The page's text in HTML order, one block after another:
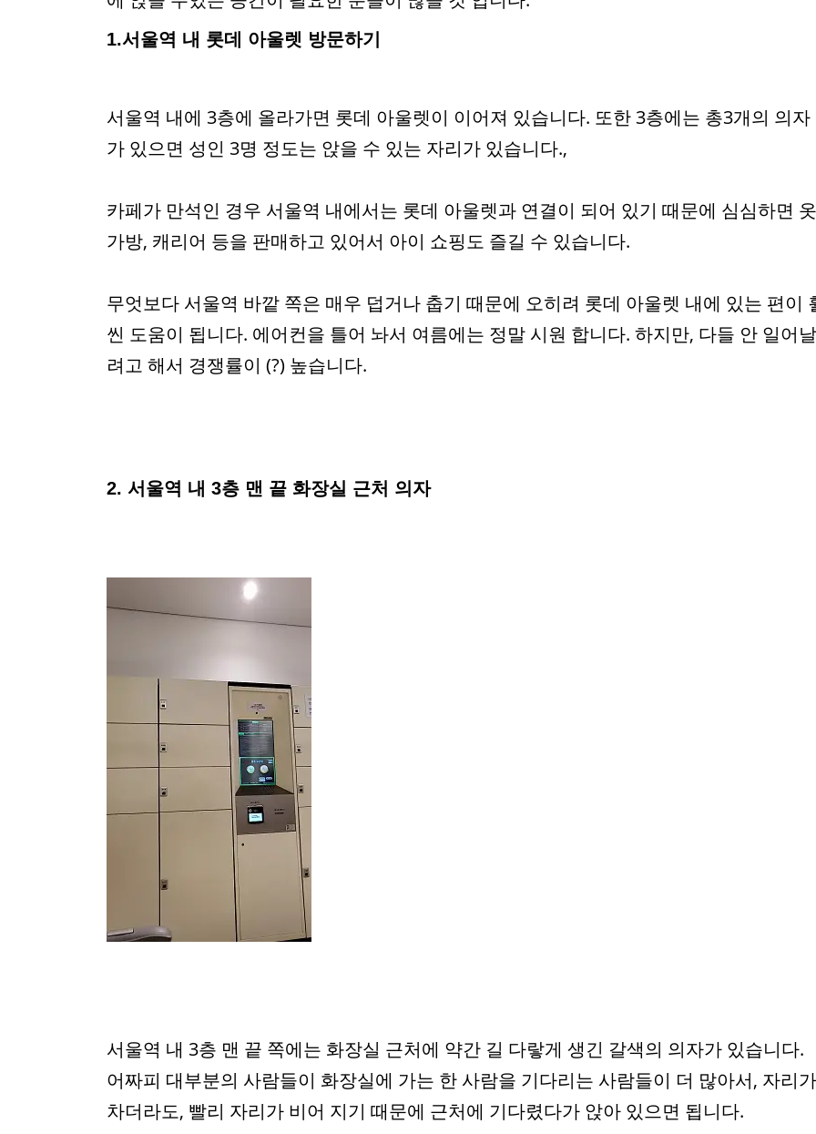
1.서울역 내 롯데 아울렛 방문하기
서울역 내에 3층에 올라가면 롯데 아울렛이 이어져 있습니다. 또한 3층에는 총3개의 의자
가 있으면 성인 3명 정도는 앉을 수 있는 자리가 있습니다.,
카페가 만석인 경우 서울역 내에서는 롯데 아울렛과 연결이 되어 있기 때문에 심심하면
가방, 캐리어 등을 판매하고 있어서 아이 쇼핑도 즐길 수 있습니다.
무엇보다 서울역 바깥 쪽은 매우 덥거나 춥기 때문에 오히려 롯데 아울렛 내에 있는 편이
씬 도움이 됩니다. 에어컨을 틀어 놔서 여름에는 정말 시원 합니다. 하지만, 다들 안 일어날
려고 해서 경쟁률이 (?) 높습니다.
2. 서울역 내 3층 맨 끝 화장실 근처 의자
서울역 내 3층 맨 끝 쪽에는 화장실 근처에 약간 길 다랗게 생긴 갈색의 의자가 있습니다.
어짜피 대부분의 사람들이 화장실에 가는 한 사람을 기다리는 사람들이 더 많아서, 자리가
차더라도, 빨리 자리가 비어 지기 때문에 근처에 기다렸다가 앉아 있으면 됩니다.